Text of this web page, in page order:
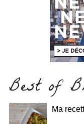
Best of
Ma